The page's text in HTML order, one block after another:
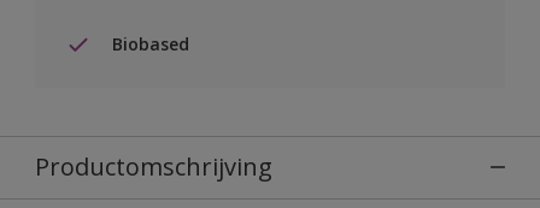
Biobased
Productomschrijving